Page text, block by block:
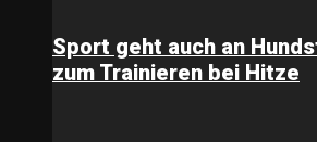
Sport geht auch an
zum Trainieren bei Hitze